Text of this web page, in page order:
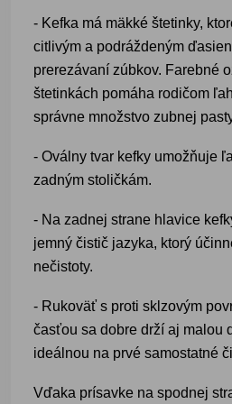
- Kefka má mäkké štetinky,
citlivým a podráždeným
prerezávaní zúbkov. Farebné
štetinkách pomáha rodičom
správne množstvo zubnej
- Oválny tvar kefky umožňuje
zadným stoličkám.
- Na zadnej strane hlavice
jemný čistič jazyka, ktorý
nečistoty.
- Rukoväť s proti sklzovým
časťou sa dobre drží aj malou
ideálnou na prvé samostatné
Vďaka prísavke na spodnej